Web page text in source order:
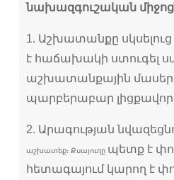
նախազգուշական
1. Աշխատանքը
է հաճախակի ստուգել
աշխատանքային մասերի
պարբերաբար
2. Արագության
աշխատեք։ Քսայուղը պետք է
հետագայում կարող է